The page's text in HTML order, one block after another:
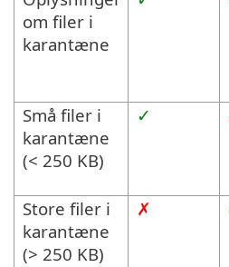
om filer i
karantæne
Små filer i
karantæne
(< 250 KB)
✓
Store filer i
karantæne
(> 250 KB)
✗